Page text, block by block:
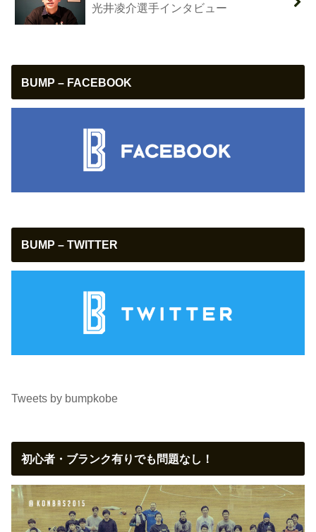
光井凌介選手インタビュー
BUMP – FACEBOOK
BUMP – TWITTER
Tweets by bumpkobe
初心者・ブランク有りでも問題なし！